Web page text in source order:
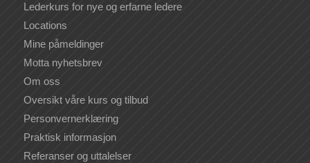
Lederkurs for nye og erfarne ledere
Locations
Mine påmeldinger
Motta nyhetsbrev
Om oss
Oversikt våre kurs og tilbud
Personvernerklæring
Praktisk informasjon
Referanser og uttalelser